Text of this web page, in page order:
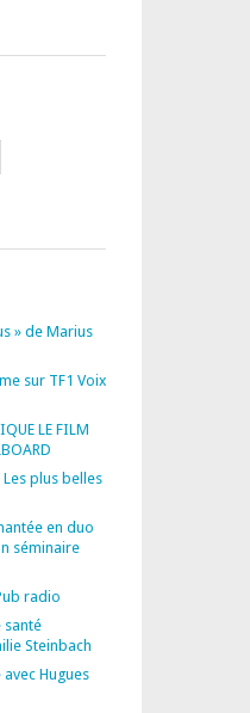
» de Marius
sur TF1 Voix
LE FILM
plus belles
en duo
séminaire
radio
santé
Steinbach
avec Hugues